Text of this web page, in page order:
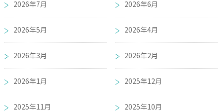
2026年7月 2026年6月
2026年5月 2026年4月
2026年3月 2026年2月
2026年1月 2025年12月
2025年11月 2025年10月